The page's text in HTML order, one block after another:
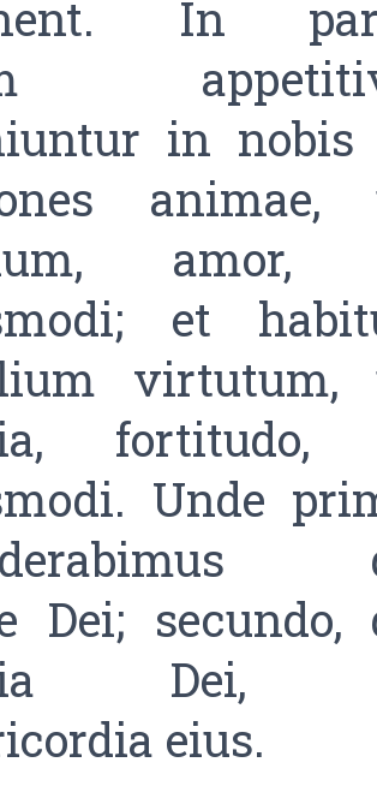
In
in nobis
animae,
amor,
et
virtutum,
fortitudo,
Unde
Dei; secundo,
Dei,
eius.